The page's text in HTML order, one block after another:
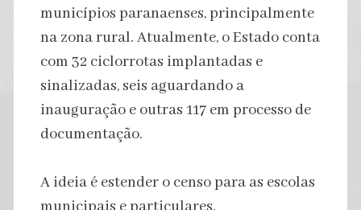
municípios paranaenses, principalmente
na zona rural. Atualmente, o Estado conta
com 32 ciclorrotas implantadas e
sinalizadas, seis aguardando a
inauguração e outras 117 em processo de
documentação.
A ideia é estender o censo para as escolas